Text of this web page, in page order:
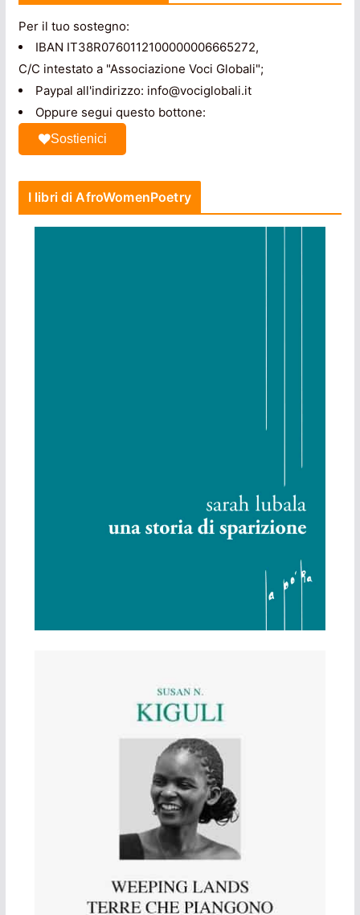
Per il tuo sostegno:
IBAN IT38R0760112100000006665272,
C/C intestato a "Associazione Voci Globali";
Paypal all'indirizzo: info@vociglobali.it
Oppure segui questo bottone:
Sostienici
I libri di AfroWomenPoetry